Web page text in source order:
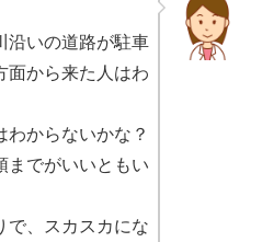
沿いの道路が駐車
面から来た人はわ
わからないかな？
までがいいともい
で、スカスカにな